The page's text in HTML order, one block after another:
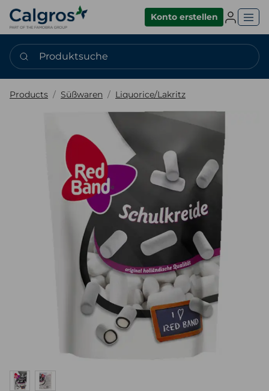
Konto erstellen
Produktsuche
Products Süßwaren Liquorice/Lakritz